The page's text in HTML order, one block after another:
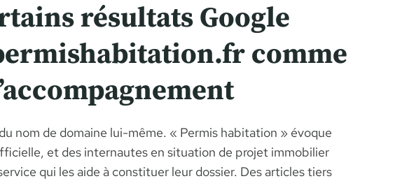
résultats Google
comme
nom de domaine lui-même. « Permis habitation » évoque
et des internautes en situation de projet immobilier
qui les aide à constituer leur dossier. Des articles tiers